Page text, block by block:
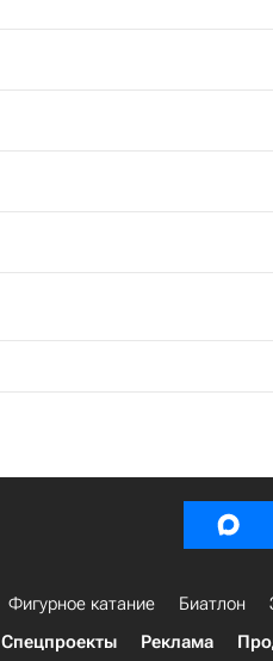
Фигурное катание Биатлон
Спецпроекты
Реклама